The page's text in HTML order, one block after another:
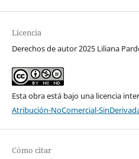
Licencia
Derechos de autor 2025 Liliana
Esta obra está bajo una licencia
Atribución-NoComercial-
Cómo citar